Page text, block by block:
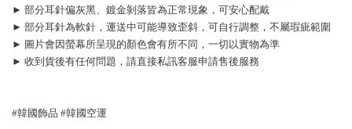
► 部分耳針偏灰黑、鍍金剝落皆為正常現象，可安心配戴
► 部分耳針為軟針，運送中可能導致歪斜，可自行調整，不屬瑕疵範圍
► 圖片會因螢幕所呈現的顏色會有所不同，一切以實物為準
► 收到貨後有任何問題，請直接私訊客服申請售後服務
#韓國飾品 #韓國空運